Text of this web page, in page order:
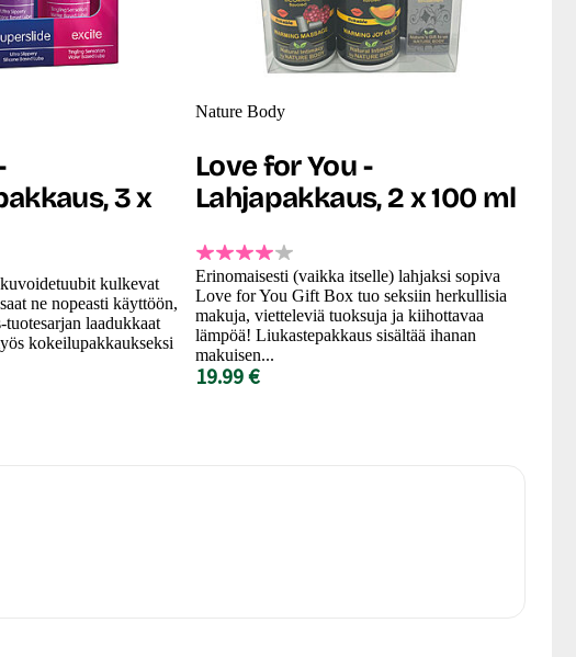
3 x
kulkevat
ne nopeasti käyttöön,
laadukkaat
kokeilupakkaukseksi
Nature Body
Love for You -
Lahjapakkaus, 2 x 100 ml
Erinomaisesti (vaikka itselle) lahjaksi sopiva
Love for You Gift Box tuo seksiin herkullisia
makuja, vietteleviä tuoksuja ja kiihottavaa
lämpöä! Liukastepakkaus sisältää ihanan
makuisen...
19.99 €